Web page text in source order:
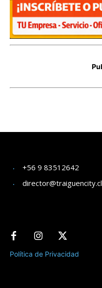
+56 9 83512642
director@traiguencity.cl
Política de Privacidad